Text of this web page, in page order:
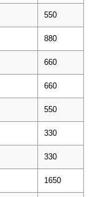
550
880
660
660
550
330
330
1650